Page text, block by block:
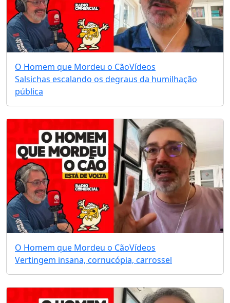
O Homem que Mordeu o CãoVídeos
Salsichas escalando os degraus da humilhação
pública
O Homem que Mordeu o CãoVídeos
Vertingem insana, cornucópia, carrossel